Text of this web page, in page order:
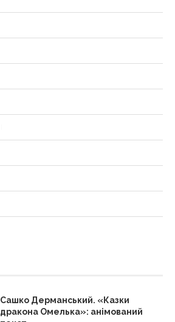
Сашко Дерманський. «Казки
дракона Омелька»: анімований